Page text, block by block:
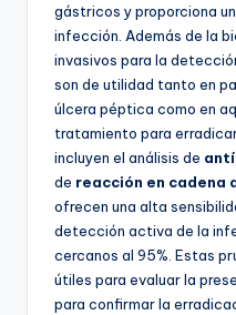
gástricos y proporciona
infección. Además de la
invasivos para la
son de utilidad tanto en
úlcera péptica como en
tratamiento para
incluyen el análisis de
de reacción en cadena
ofrecen una alta
detección activa de la
cercanos al 95%. Estas
útiles para evaluar la
para confirmar la